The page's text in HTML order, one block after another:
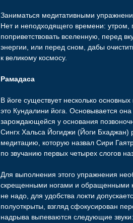
Заниматься медитативными
Нет и неподходящего времени: утром,
поприветствовать вселенную, перед
энергии, или перед сном, дабы
к великому космосу.
Рамадаса
В йоге существует несколько
это Кундалини йога. Основывается
зарождающейся у основания
Сингх Хальса Йогиджи (Йоги Бхаджан)
медитацию, которую назвал Сири
по звучанию первых четырех слогов
Для выполнения этого упражнения
скрещенными ногами и обращенными
не надо, для удобства локти
полуоткрыты, взгляд сфокусирован
надрыва выпеваются следующие